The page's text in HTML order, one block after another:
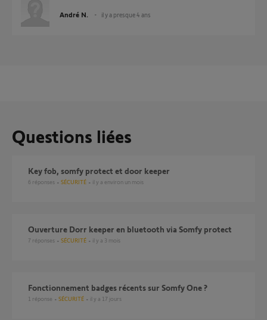
André N. il y a presque 4 ans
Questions liées
Key fob, somfy protect et door keeper
6 réponses SÉCURITÉ il y a environ un mois
Ouverture Dorr keeper en bluetooth via Somfy protect
7 réponses SÉCURITÉ il y a 3 mois
Fonctionnement badges récents sur Somfy One ?
1 réponse SÉCURITÉ il y a 17 jours